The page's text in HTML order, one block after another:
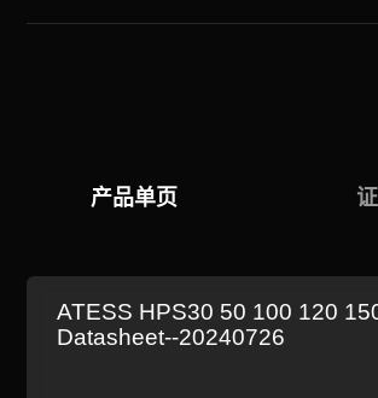
产品单页
ATESS HPS30 50 100 120
Datasheet--20240726